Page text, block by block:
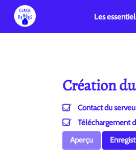
Les
Création
Contact du
Téléchargement
Aperçu